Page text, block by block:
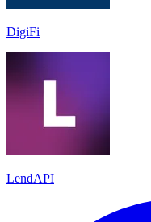
DigiFi
LendAPI